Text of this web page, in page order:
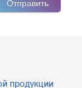
продукции